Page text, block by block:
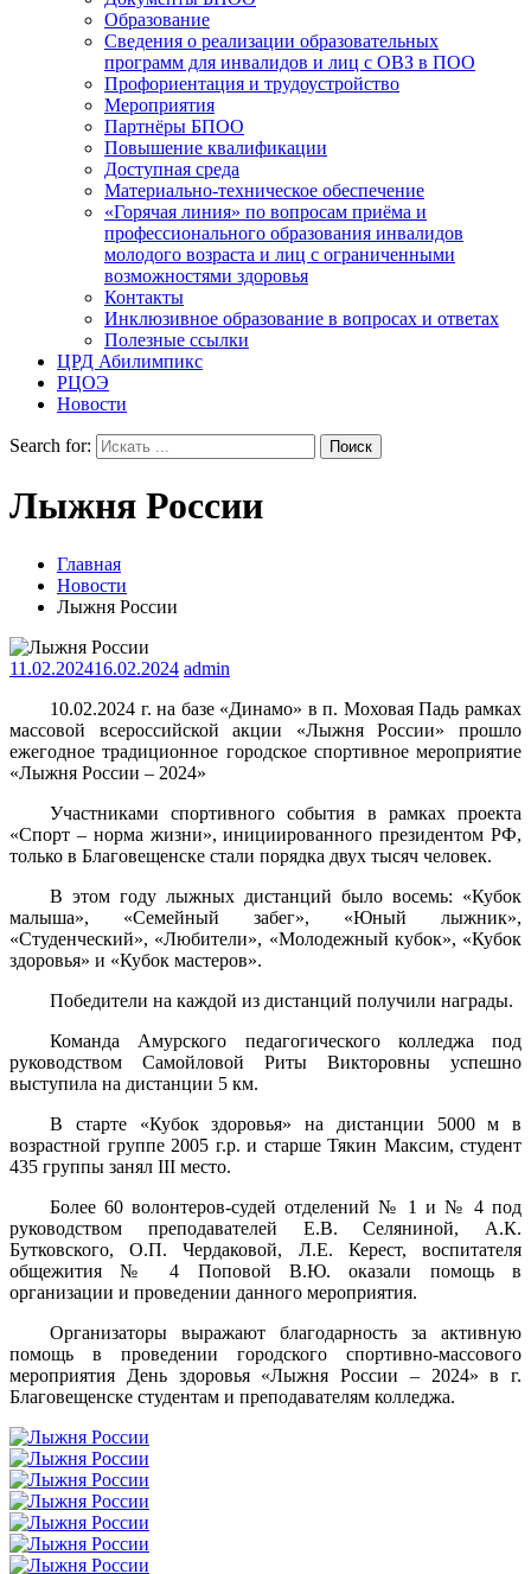
Образование
Сведения о реализации образовательных
программ для инвалидов и лиц с ОВЗ в ПОО
Профориентация и трудоустройство
Мероприятия
Партнёры БПОО
Повышение квалификации
Доступная среда
Материально-техническое обеспечение
«Горячая линия» по вопросам приёма и
профессионального образования инвалидов
молодого возраста и лиц с ограниченными
возможностями здоровья
Контакты
Инклюзивное образование в вопросах и ответах
Полезные ссылки
ЦРД Абилимпикс
РЦОЭ
Новости
Search for:
Лыжня России
Главная
Новости
Лыжня России
11.02.202416.02.2024 admin
10.02.2024 г. на базе «Динамо» в п. Моховая Падь рамках
массовой всероссийской акции «Лыжня России» прошло
ежегодное традиционное городское спортивное мероприятие
«Лыжня России – 2024»
Участниками спортивного события в рамках проекта
«Спорт – норма жизни», инициированного президентом РФ,
только в Благовещенске стали порядка двух тысяч человек.
В этом году лыжных дистанций было восемь: «Кубок
малыша», «Семейный забег», «Юный лыжник»,
«Студенческий», «Любители», «Молодежный кубок», «Кубок
здоровья» и «Кубок мастеров».
Победители на каждой из дистанций получили награды.
Команда Амурского педагогического колледжа под
руководством Самойловой Риты Викторовны успешно
выступила на дистанции 5 км.
В старте «Кубок здоровья» на дистанции 5000 м в
возрастной группе 2005 г.р. и старше Тякин Максим, студент
435 группы занял III место.
Более 60 волонтеров-судей отделений № 1 и № 4 под
руководством преподавателей Е.В. Селяниной, А.К.
Бутковского, О.П. Чердаковой, Л.Е. Керест, воспитателя
общежития № 4 Поповой В.Ю. оказали помощь в
организации и проведении данного мероприятия.
Организаторы выражают благодарность за активную
помощь в проведении городского спортивно-массового
мероприятия День здоровья «Лыжня России – 2024» в г.
Благовещенске студентам и преподавателям колледжа.